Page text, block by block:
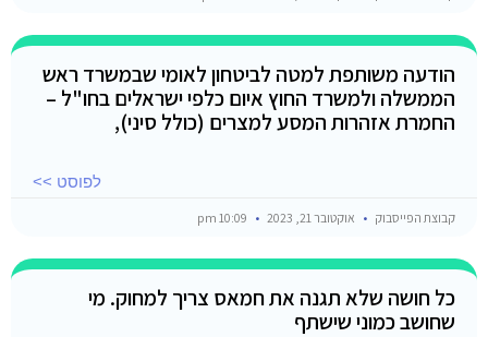
הודעה משותפת למטה לביטחון לאומי שבמשרד ראש
הממשלה ולמשרד החוץ איום כלפי ישראלים בחו"ל –
החמרת אזהרות המסע למצרים (כולל סיני),
לפוסט >>
קבוצת הפייסבוק אוקטובר 21, 2023
כל חושה שלא תגנה את חמאס צריך למחוק. מי
שחושב כמוני שישתף